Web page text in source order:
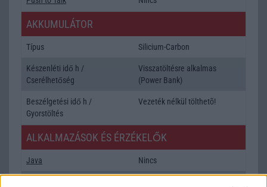
AKKUMULÁTOR
Típus Silicium-Carbon
Készenléti idő h /
Cserélhetőség
Visszatöltésre alkalmas
(Power Bank)
Beszélgetési idő h /
Gyorstöltés
Vezeték nélkül tölthetõ!
ALKALMAZÁSOK ÉS ÉRZÉKELŐK
Java Nincs